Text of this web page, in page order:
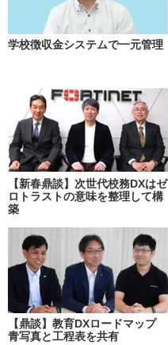
学校徴収金システムで一元管理
【新春鼎談】次世代校務DXはゼ
ロトラストの意味を整理して構
築
【鼎談】教育DXロードマップ
青写真と工程表を共有